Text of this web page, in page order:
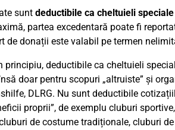
sunt deductibile ca cheltuieli
partea excedentară poate fi
de donații este valabil pe termen
principiu, deductibile ca cheltuieli
doar pentru scopuri „altruiste” și
DLRG. Nu sunt deductibile
proprii”, de exemplu cluburi
de costume tradiționale, cluburi